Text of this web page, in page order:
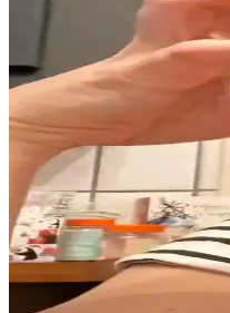
1960-70'lerde NYC ve
Makrome Çanta
Makrome çanta yapımında
Jüt İp ile Doğal Ağaç
Jüt ip ile yapılan ilk makrome
Makrome ile El Yapımı
Makrome çapraz çantalar, 3D